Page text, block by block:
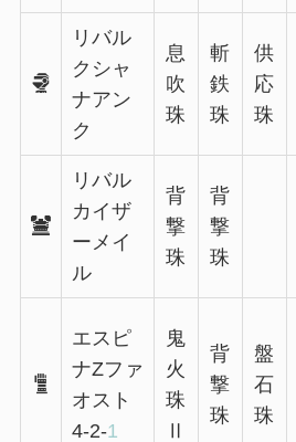
リバル
クシャ
ナアン
ク
息
吹
珠
斬
鉄
珠
供
応
珠
リバル
カイザ
ーメイ
ル
背
撃
珠
背
撃
珠
エスピ
ナZファ
オスト
4-2-1
鬼
火
珠
Ⅱ
背
撃
珠
盤
石
珠